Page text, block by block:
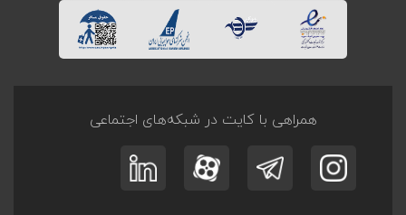
همراهی با کایت در شبکه‌های اجتماعی